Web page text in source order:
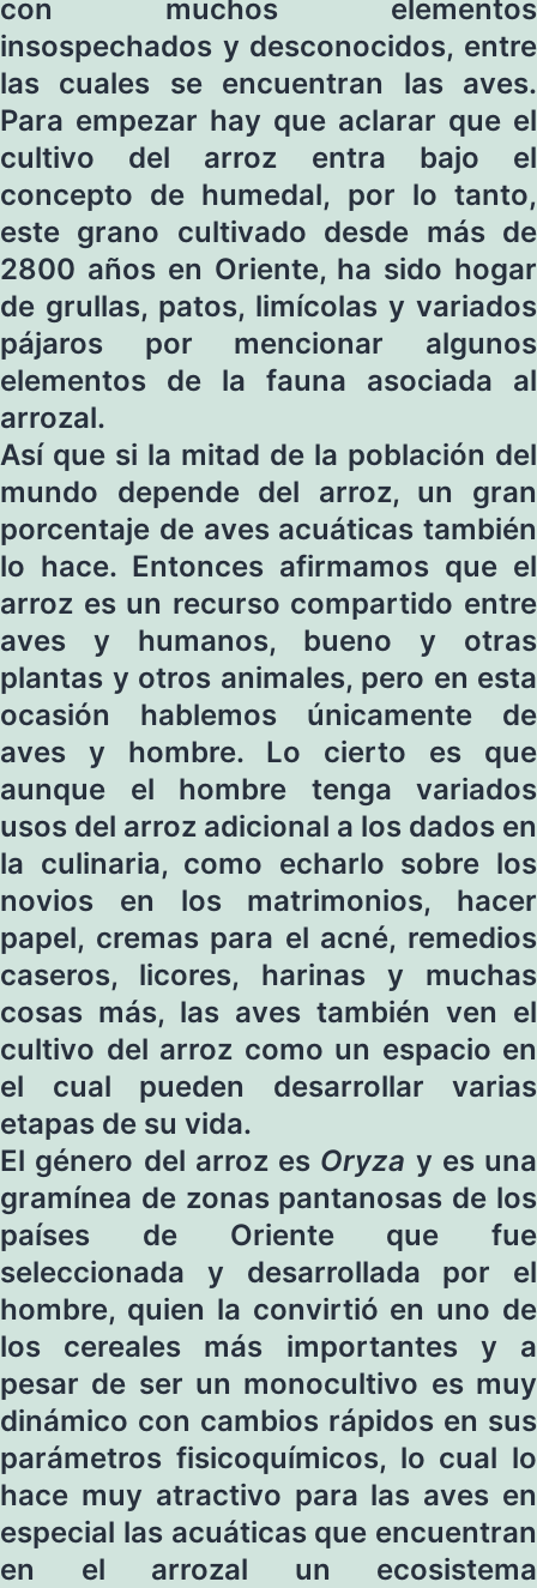
con muchos elementos
insospechados y desconocidos, entre
las cuales se encuentran las aves.
Para empezar hay que aclarar que el
cultivo del arroz entra bajo el
concepto de humedal, por lo tanto,
este grano cultivado desde más de
2800 años en Oriente, ha sido hogar
de grullas, patos, limícolas y variados
pájaros por mencionar algunos
elementos de la fauna asociada al
arrozal.
Así que si la mitad de la población del
mundo depende del arroz, un gran
porcentaje de aves acuáticas también
lo hace. Entonces afirmamos que el
arroz es un recurso compartido entre
aves y humanos, bueno y otras
plantas y otros animales, pero en esta
ocasión hablemos únicamente de
aves y hombre. Lo cierto es que
aunque el hombre tenga variados
usos del arroz adicional a los dados en
la culinaria, como echarlo sobre los
novios en los matrimonios, hacer
papel, cremas para el acné, remedios
caseros, licores, harinas y muchas
cosas más, las aves también ven el
cultivo del arroz como un espacio en
el cual pueden desarrollar varias
etapas de su vida.
El género del arroz es Oryza y es una
gramínea de zonas pantanosas de los
países de Oriente que fue
seleccionada y desarrollada por el
hombre, quien la convirtió en uno de
los cereales más importantes y a
pesar de ser un monocultivo es muy
dinámico con cambios rápidos en sus
parámetros fisicoquímicos, lo cual lo
hace muy atractivo para las aves en
especial las acuáticas que encuentran
en el arrozal un ecosistema